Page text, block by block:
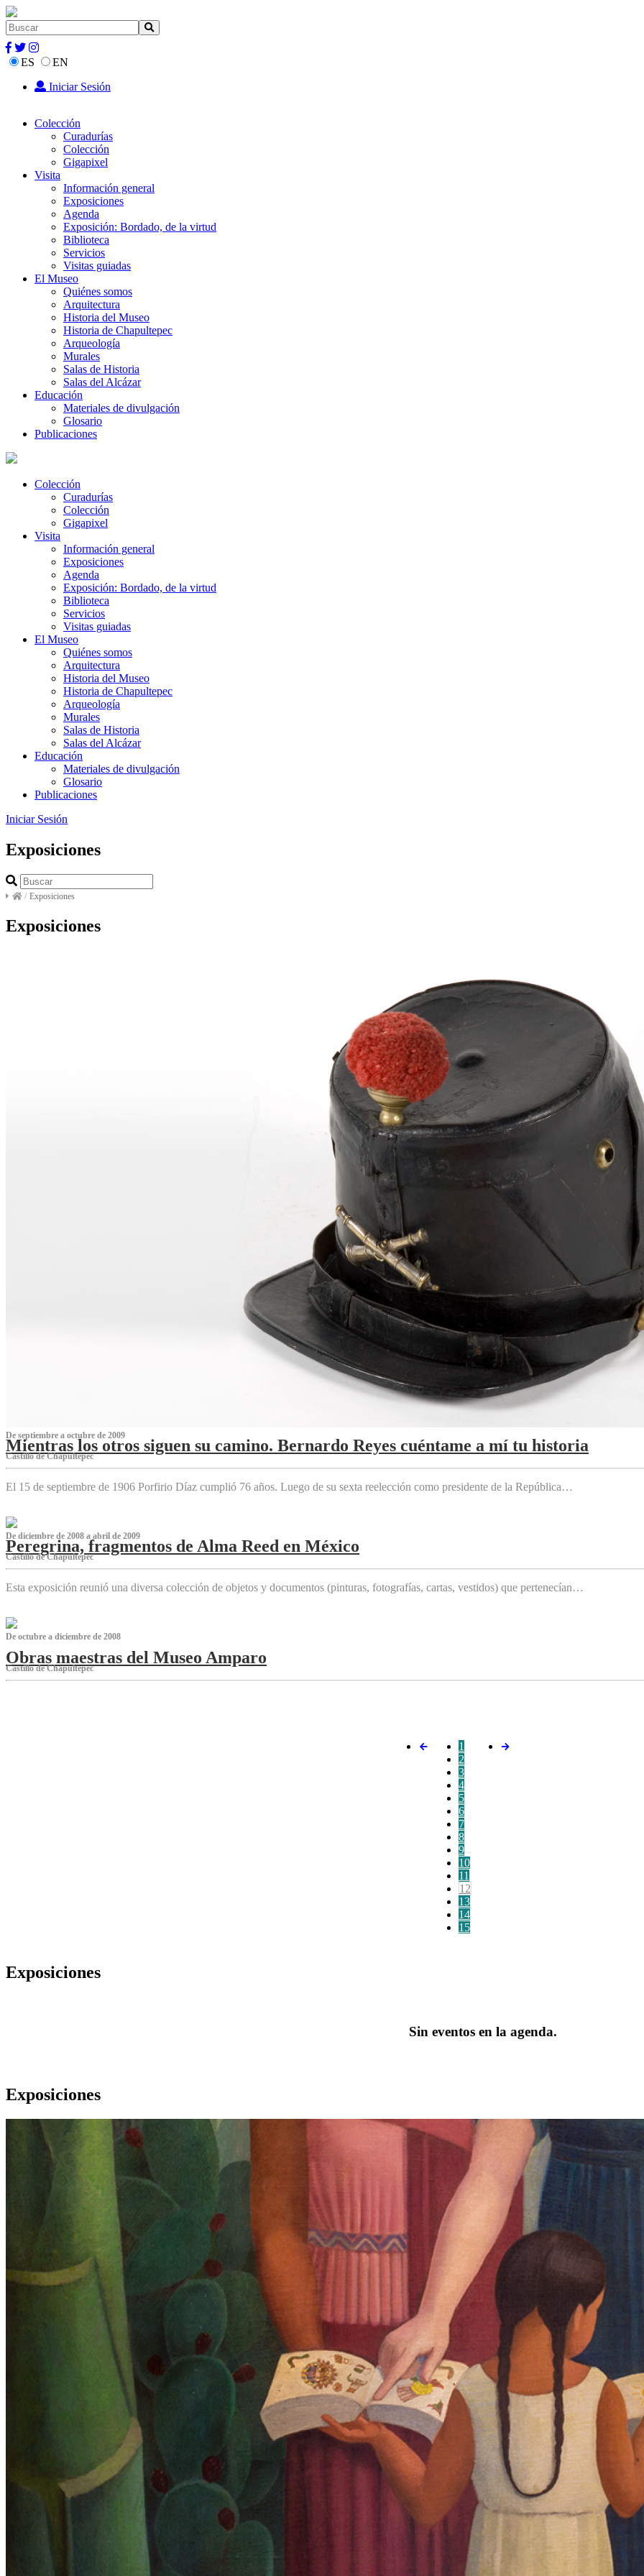
ES
EN
Iniciar Sesión
Colección
Curadurías
Colección
Gigapixel
Visita
Información general
Exposiciones
Agenda
Exposición: Bordado, de la virtud
Biblioteca
Servicios
Visitas guiadas
El Museo
Quiénes somos
Arquitectura
Historia del Museo
Historia de Chapultepec
Arqueología
Murales
Salas de Historia
Salas del Alcázar
Educación
Materiales de divulgación
Glosario
Publicaciones
Colección
Curadurías
Colección
Gigapixel
Visita
Información general
Exposiciones
Agenda
Exposición: Bordado, de la virtud
Biblioteca
Servicios
Visitas guiadas
El Museo
Quiénes somos
Arquitectura
Historia del Museo
Historia de Chapultepec
Arqueología
Murales
Salas de Historia
Salas del Alcázar
Educación
Materiales de divulgación
Glosario
Publicaciones
Iniciar Sesión
Exposiciones
/ Exposiciones
Exposiciones
De septiembre a octubre de 2009
Mientras los otros siguen su camino. Bernardo Reyes cuéntame a mí tu historia
Castillo de Chapultepec
El 15 de septiembre de 1906 Porfirio Díaz cumplió 76 años. Luego de su sexta reelección como presidente de la República…
De diciembre de 2008 a abril de 2009
Peregrina, fragmentos de Alma Reed en México
Castillo de Chapultepec
Esta exposición reunió una diversa colección de objetos y documentos (pinturas, fotografías, cartas, vestidos) que pertenecían…
De octubre a diciembre de 2008
Obras maestras del Museo Amparo
Castillo de Chapultepec
1
2
3
4
5
6
7
8
9
10
11
12
13
14
15
Exposiciones
Sin eventos en la agenda.
Exposiciones